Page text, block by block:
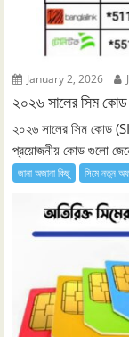
January 2, 2026
২০২৬ সালের সিম
২০২৬ সালের সিম কোড
প্রয়োজনীয় কোড গুলো
জানা অজানা কিছু সিমে নতুন